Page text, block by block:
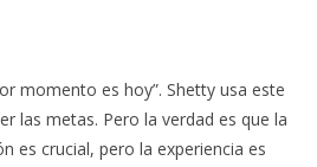
momento es hoy”. Shetty usa este
las metas. Pero la verdad es que la
es crucial, pero la experiencia es